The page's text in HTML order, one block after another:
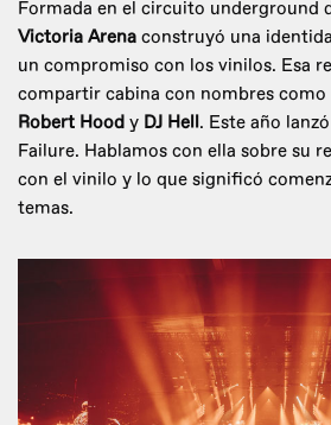
Formada en el circuito underground
Victoria Arena construyó una
un compromiso con los vinilos. Esa
compartir cabina con nombres como
Robert Hood y DJ Hell. Este año
Failure. Hablamos con ella sobre su
con el vinilo y lo que significó
temas.